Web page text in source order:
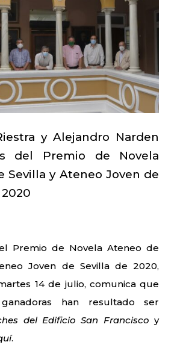
y Alejandro Narden
del Premio de Novela
Sevilla y Ateneo Joven de
Premio de Novela Ateneo de
Joven de Sevilla de 2020,
14 de julio, comunica que
han resultado ser
del Edificio San Francisco y
.